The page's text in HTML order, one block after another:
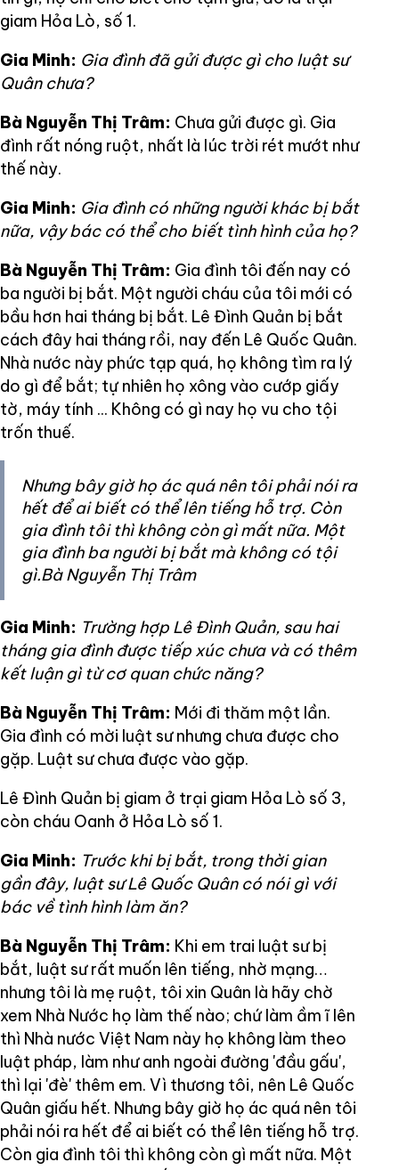
giam Hỏa Lò, số 1.
Gia Minh: Gia đình đã gửi được gì cho luật sư
Quân chưa?
Bà Nguyễn Thị Trâm: Chưa gửi được gì. Gia
đình rất nóng ruột, nhất là lúc trời rét mướt như
thế này.
Gia Minh: Gia đình có những người khác bị bắt
nữa, vậy bác có thể cho biết tình hình của họ?
Bà Nguyễn Thị Trâm: Gia đình tôi đến nay có
ba người bị bắt. Một người cháu của tôi mới có
bầu hơn hai tháng bị bắt. Lê Đình Quản bị bắt
cách đây hai tháng rồi, nay đến Lê Quốc Quân.
Nhà nước này phức tạp quá, họ không tìm ra lý
do gì để bắt; tự nhiên họ xông vào cướp giấy
tờ, máy tính ... Không có gì nay họ vu cho tội
trốn thuế.
Nhưng bây giờ họ ác quá nên tôi phải nói ra
hết để ai biết có thể lên tiếng hỗ trợ. Còn
gia đình tôi thì không còn gì mất nữa. Một
gia đình ba người bị bắt mà không có tội
gì.Bà Nguyễn Thị Trâm
Gia Minh: Trường hợp Lê Đình Quản, sau hai
tháng gia đình được tiếp xúc chưa và có thêm
kết luận gì từ cơ quan chức năng?
Bà Nguyễn Thị Trâm: Mới đi thăm một lần.
Gia đình có mời luật sư nhưng chưa được cho
gặp. Luật sư chưa được vào gặp.
Lê Đình Quản bị giam ở trại giam Hỏa Lò số 3,
còn cháu Oanh ở Hỏa Lò số 1.
Gia Minh: Trước khi bị bắt, trong thời gian
gần đây, luật sư Lê Quốc Quân có nói gì với
bác về tình hình làm ăn?
Bà Nguyễn Thị Trâm: Khi em trai luật sư bị
bắt, luật sư rất muốn lên tiếng, nhờ mạng…
nhưng tôi là mẹ ruột, tôi xin Quân là hãy chờ
xem Nhà Nước họ làm thế nào; chứ làm ầm ĩ lên
thì Nhà nước Việt Nam này họ không làm theo
luật pháp, làm như anh ngoài đường 'đầu gấu',
thì lại 'đè' thêm em. Vì thương tôi, nên Lê Quốc
Quân giấu hết. Nhưng bây giờ họ ác quá nên tôi
phải nói ra hết để ai biết có thể lên tiếng hỗ trợ.
Còn gia đình tôi thì không còn gì mất nữa. Một